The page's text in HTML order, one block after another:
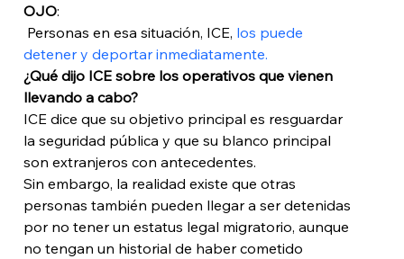
OJO:
Personas en esa situación, ICE, los puede
detener y deportar inmediatamente.
¿Qué dijo ICE sobre los operativos que vienen
llevando a cabo?
ICE dice que su objetivo principal es resguardar
la seguridad pública y que su blanco principal
son extranjeros con antecedentes.
Sin embargo, la realidad existe que otras
personas también pueden llegar a ser detenidas
por no tener un estatus legal migratorio, aunque
no tengan un historial de haber cometido